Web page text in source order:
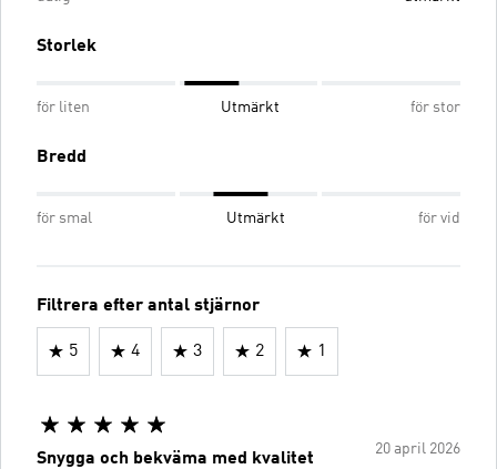
Storlek
för liten Utmärkt för stor
Bredd
för smal Utmärkt för vid
Filtrera efter antal stjärnor
5 4 3 2 1
20 april 2026
Snygga och bekväma med kvalitet